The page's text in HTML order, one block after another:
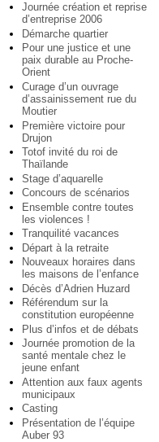
Journée création et reprise
d’entreprise 2006
Démarche quartier
Pour une justice et une
paix durable au Proche-
Orient
Curage d’un ouvrage
d’assainissement rue du
Moutier
Première victoire pour
Drujon
Totof invité du roi de
Thaïlande
Stage d’aquarelle
Concours de scénarios
Ensemble contre toutes
les violences !
Tranquilité vacances
Départ à la retraite
Nouveaux horaires dans
les maisons de l’enfance
Décès d’Adrien Huzard
Référendum sur la
constitution européenne
Plus d’infos et de débats
Journée promotion de la
santé mentale chez le
jeune enfant
Attention aux faux agents
municipaux
Casting
Présentation de l’équipe
Auber 93